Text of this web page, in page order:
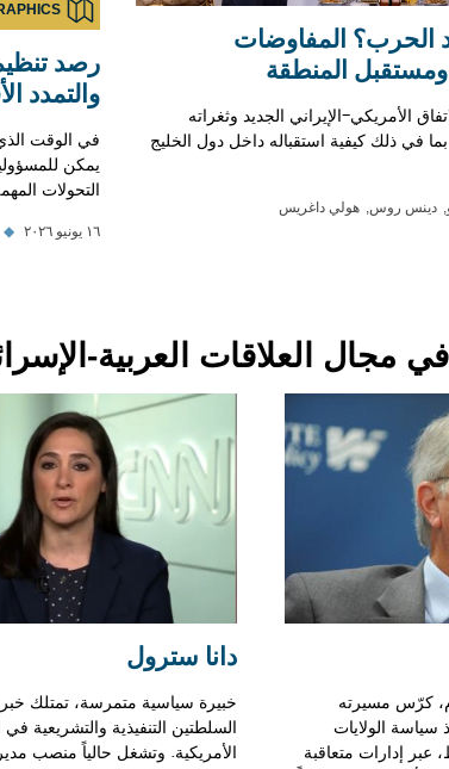
المفاوضات
ومستقبل المنطقة
الأمريكي-الإيراني الجديد وثغراته
بما في ذلك كيفية استقباله داخل دول الخليج
دينس روس هولي داغريس
رصد
والتمدد
في الوقت
يمكن
التحولات
١٦ يونيو ٢٠٢٦ ◆
مجال العلاقات العربية-
كرّس مسيرته
سياسة الولايات
إدارات متعاقبة
دانا سترول
خبيرة سياسية متمرسة، تمتلك
السلطتين التنفيذية والتشريعية
الأمريكية. وتشغل حالياً منصب